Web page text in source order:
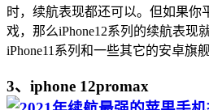
时，续航表现都还可以。但如果你
戏，那么iPhone12系列的续航表现
iPhone11系列和一些其它的安卓旗舰
3、iphone 12promax